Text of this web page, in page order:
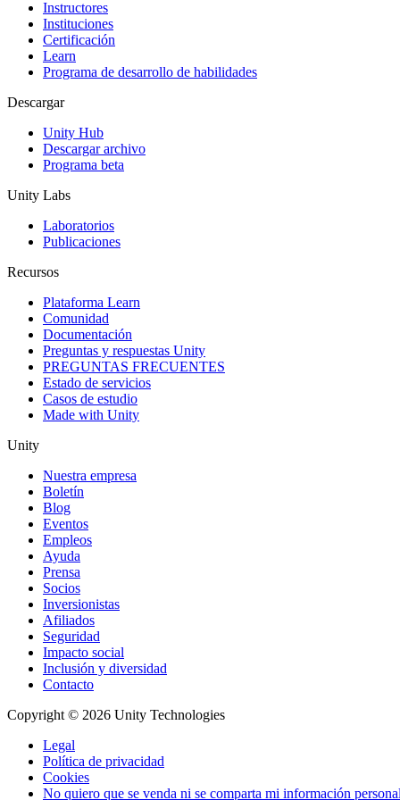
Juegos XR
Lanza juegos XR en múltiples plataformas
Juegos multijugador
Simplifica el desarrollo de juegos multijugador
Instructores
Instituciones
Certificación
Learn
Programa de desarrollo de habilidades
Descargar
Unity Hub
Descargar archivo
Programa beta
Unity Labs
Laboratorios
Publicaciones
Recursos
Plataforma Learn
Comunidad
Documentación
Preguntas y respuestas Unity
PREGUNTAS FRECUENTES
Estado de servicios
Casos de estudio
Made with Unity
Unity
Nuestra empresa
Boletín
Blog
Eventos
Empleos
Ayuda
Prensa
Socios
Inversionistas
Afiliados
Seguridad
Impacto social
Inclusión y diversidad
Contacto
Copyright © 2026 Unity Technologies
Legal
Política de privacidad
Cookies
No quiero que se venda ni se comparta mi información personal